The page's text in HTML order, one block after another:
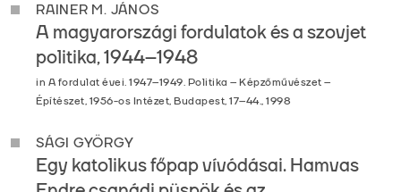
RAINER M. JÁNOS
A magyarországi fordulatok és a szovjet
politika, 1944–1948
in A fordulat évei. 1947–1949. Politika – Képzőművészet –
Építészet, 1956-os Intézet, Budapest, 17–44., 1998
SÁGI GYÖRGY
Egy katolikus főpap vívódásai. Hamvas